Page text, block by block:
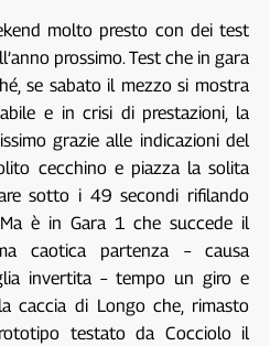
molto presto con dei test
prossimo. Test che in gara
se sabato il mezzo si mostra
e in crisi di prestazioni, la
grazie alle indicazioni del
cecchino e piazza la solita
sotto i 49 secondi rifilando
è in Gara 1 che succede il
caotica partenza – causa
invertita – tempo un giro e
caccia di Longo che, rimasto
testato da Cocciolo il